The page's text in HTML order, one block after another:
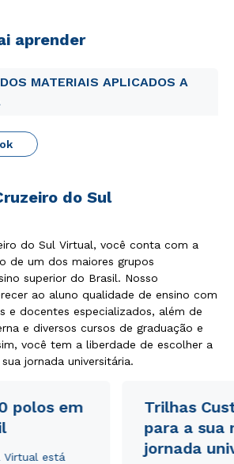
aprender
MATERIAIS APLICADOS A
do Sul
do Sul Virtual, você conta com a
de um dos maiores grupos
superior do Brasil. Nosso
ao aluno qualidade de ensino com
e docentes especializados, além de
e diversos cursos de graduação e
você tem a liberdade de escolher a
jornada universitária.
polos em
Virtual está
Trilhas
para a sua
jornada